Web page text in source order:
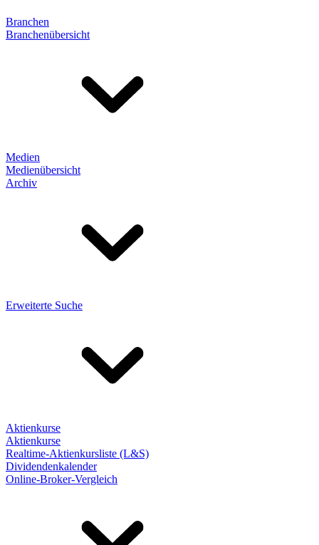
Branchen
Branchenübersicht
Medien
Medienübersicht
Archiv
Erweiterte Suche
Aktienkurse
Aktienkurse
Realtime-Aktienkursliste (L&S)
Dividendenkalender
Online-Broker-Vergleich